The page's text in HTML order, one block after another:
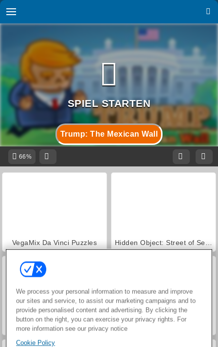
Trump: The Mexican Wall
66%
VegaMix Da Vinci Puzzles
ASMR Makeover & Makeup Studio
We process your personal information to measure and improve
our sites and service, to assist our marketing campaigns and to
provide personalised content and advertising. By clicking the
button on the right, you can exercise your privacy rights. For
more information see our privacy notice
Cookie Policy